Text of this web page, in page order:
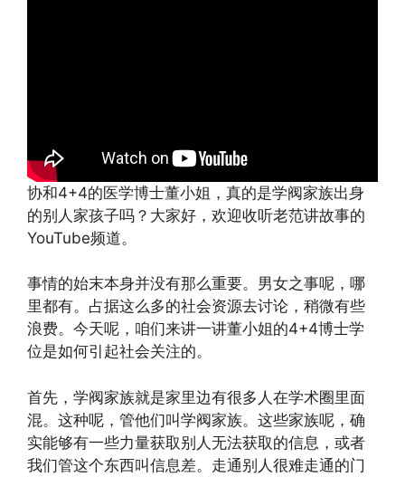
协和4+4的医学博士董小姐，真的是学阀家族出身
的别人家孩子吗？大家好，欢迎收听老范讲故事的
YouTube频道。
事情的始末本身并没有那么重要。男女之事呢，哪
里都有。占据这么多的社会资源去讨论，稍微有些
浪费。今天呢，咱们来讲一讲董小姐的4+4博士学
位是如何引起社会关注的。
首先，学阀家族就是家里边有很多人在学术圈里面
混。这种呢，管他们叫学阀家族。这些家族呢，确
实能够有一些力量获取别人无法获取的信息，或者
我们管这个东西叫信息差。走通别人很难走通的门